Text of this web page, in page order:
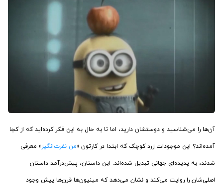
آن‌ها را می‌شناسید و دوستشان دارید، اما تا به حال به این فکر کرده‌اید که از کجا
آمده‌اند؟ این موجودات زرد کوچک که ابتدا در کارتون «من نفرت‌انگیز» معرفی
شدند، به پدیده‌ای جهانی تبدیل شده‌اند. این داستان، پیش‌درآمد داستان
اصلی‌شان را روایت می‌کند و نشان می‌دهد که مینیون‌ها قرن‌ها پیش وجود